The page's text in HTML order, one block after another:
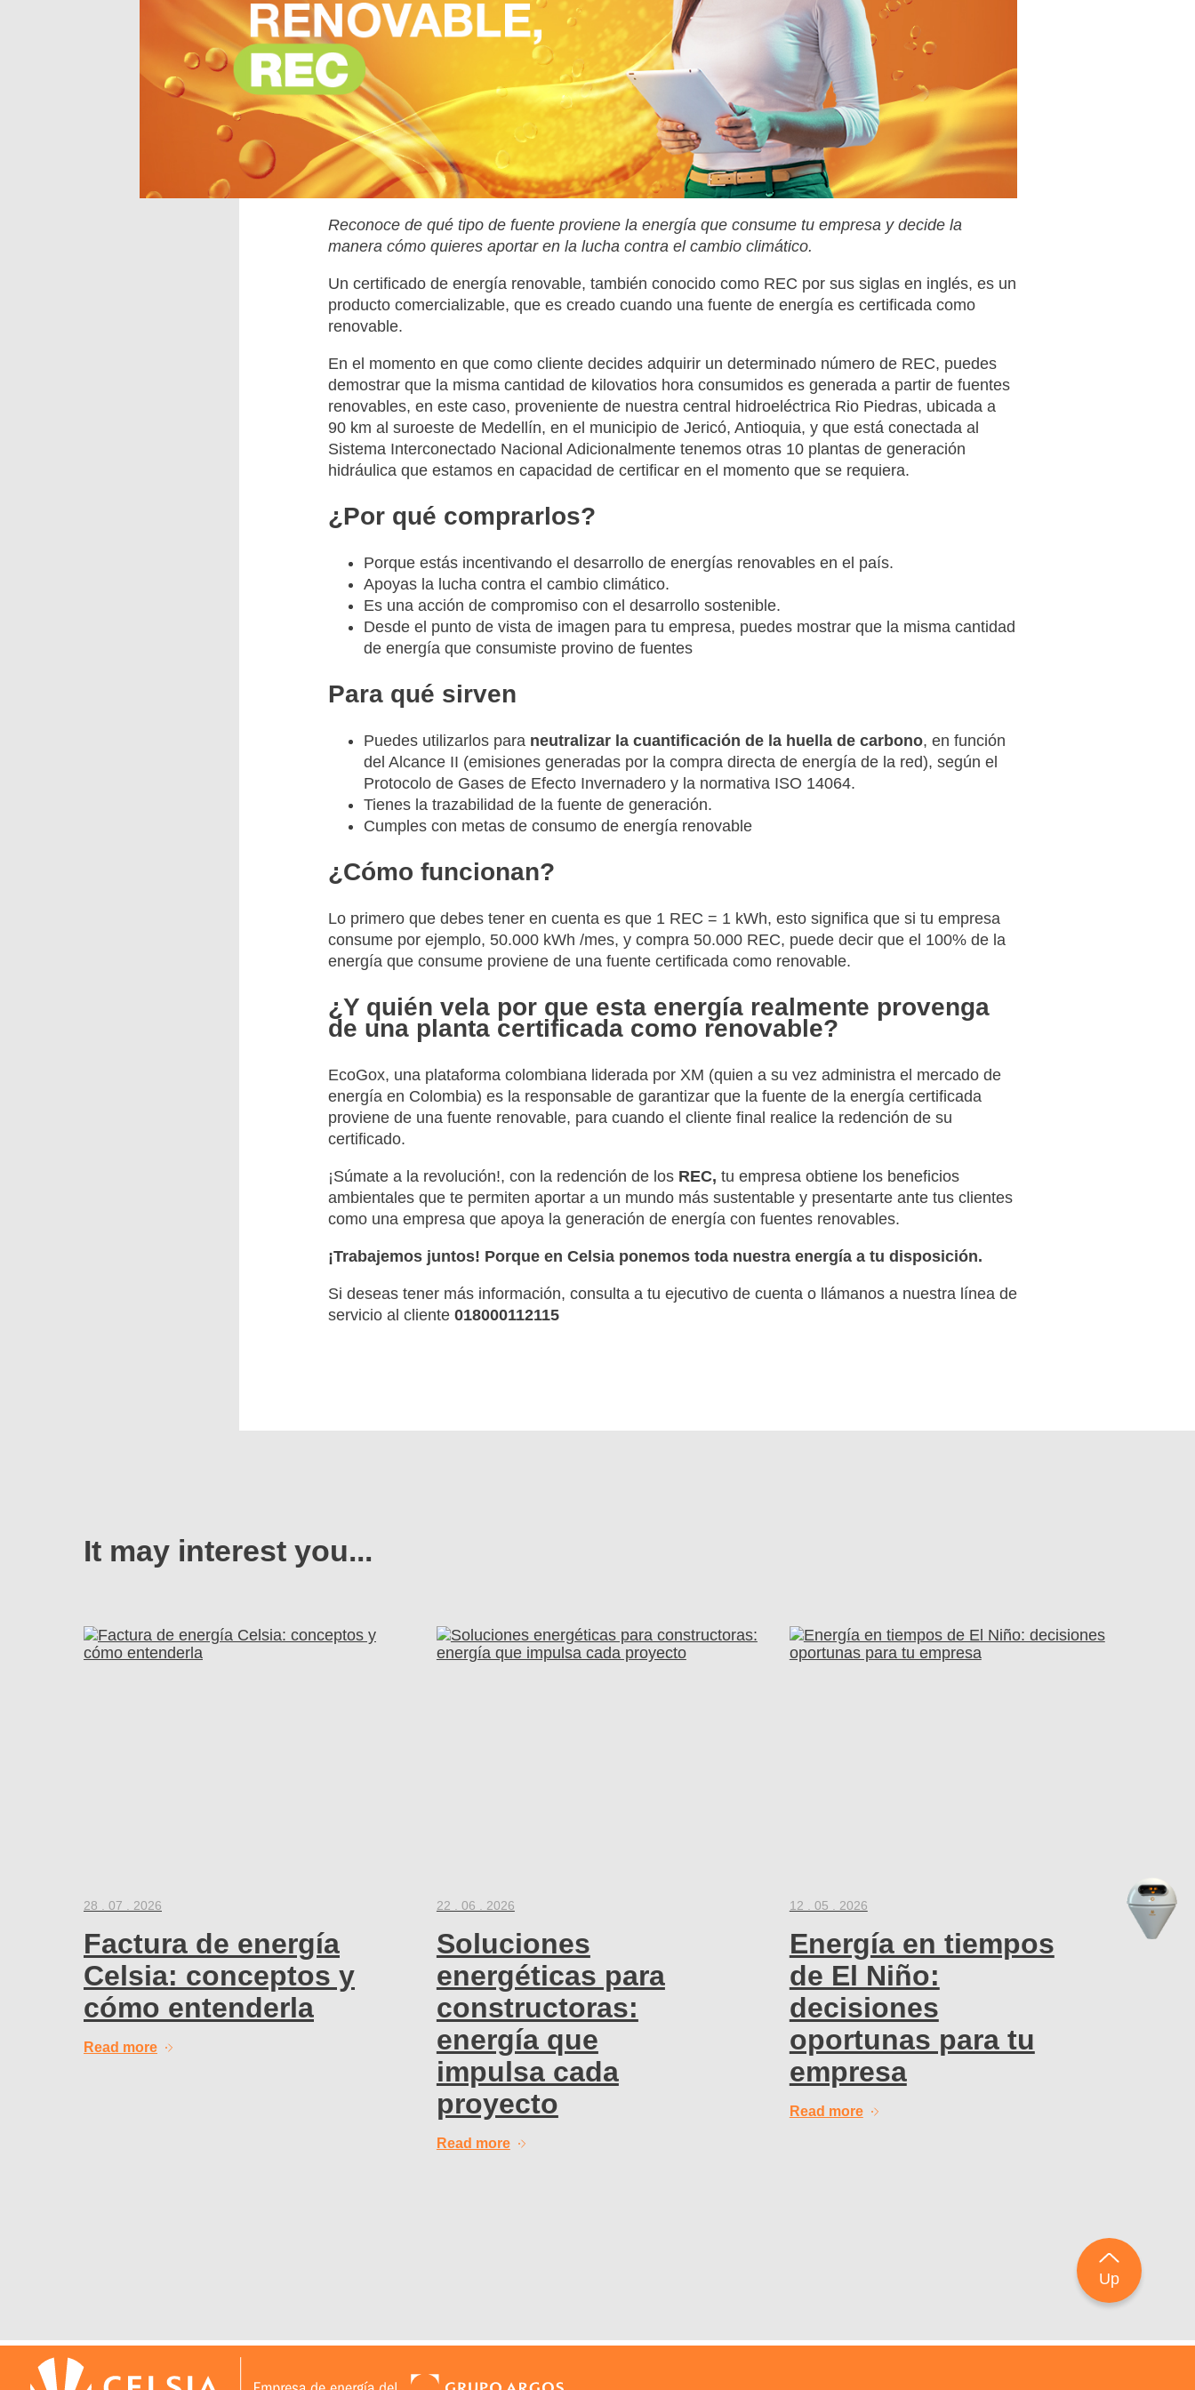
Reconoce de qué tipo de fuente proviene la energía que consume tu empresa y decide la
manera cómo quieres aportar en la lucha contra el cambio climático.
Un certificado de energía renovable, también conocido como REC por sus siglas en inglés, es un
producto comercializable, que es creado cuando una fuente de energía es certificada como
renovable.
En el momento en que como cliente decides adquirir un determinado número de REC, puedes
demostrar que la misma cantidad de kilovatios hora consumidos es generada a partir de fuentes
renovables, en este caso, proveniente de nuestra central hidroeléctrica Rio Piedras, ubicada a
90 km al suroeste de Medellín, en el municipio de Jericó, Antioquia, y que está conectada al
Sistema Interconectado Nacional Adicionalmente tenemos otras 10 plantas de generación
hidráulica que estamos en capacidad de certificar en el momento que se requiera.
¿Por qué comprarlos?
Porque estás incentivando el desarrollo de energías renovables en el país.
Apoyas la lucha contra el cambio climático.
Es una acción de compromiso con el desarrollo sostenible.
Desde el punto de vista de imagen para tu empresa, puedes mostrar que la misma cantidad
de energía que consumiste provino de fuentes
Para qué sirven
Puedes utilizarlos para neutralizar la cuantificación de la huella de carbono, en función
del Alcance II (emisiones generadas por la compra directa de energía de la red), según el
Protocolo de Gases de Efecto Invernadero y la normativa ISO 14064.
Tienes la trazabilidad de la fuente de generación.
Cumples con metas de consumo de energía renovable
¿Cómo funcionan?
Lo primero que debes tener en cuenta es que 1 REC = 1 kWh, esto significa que si tu empresa
consume por ejemplo, 50.000 kWh /mes, y compra 50.000 REC, puede decir que el 100% de la
energía que consume proviene de una fuente certificada como renovable.
¿Y quién vela por que esta energía realmente provenga
de una planta certificada como renovable?
EcoGox, una plataforma colombiana liderada por XM (quien a su vez administra el mercado de
energía en Colombia) es la responsable de garantizar que la fuente de la energía certificada
proviene de una fuente renovable, para cuando el cliente final realice la redención de su
certificado.
¡Súmate a la revolución!, con la redención de los REC, tu empresa obtiene los beneficios
ambientales que te permiten aportar a un mundo más sustentable y presentarte ante tus clientes
como una empresa que apoya la generación de energía con fuentes renovables.
¡Trabajemos juntos! Porque en Celsia ponemos toda nuestra energía a tu disposición.
Si deseas tener más información, consulta a tu ejecutivo de cuenta o llámanos a nuestra línea de
servicio al cliente 018000112115
It may interest you...
28 . 07 . 2026
Factura de energía
Celsia: conceptos y
cómo entenderla
Read more
22 . 06 . 2026
Soluciones
energéticas para
constructoras:
energía que
impulsa cada
proyecto
Read more
12 . 05 . 2026
Energía en tiempos
de El Niño:
decisiones
oportunas para tu
empresa
Read more
Up